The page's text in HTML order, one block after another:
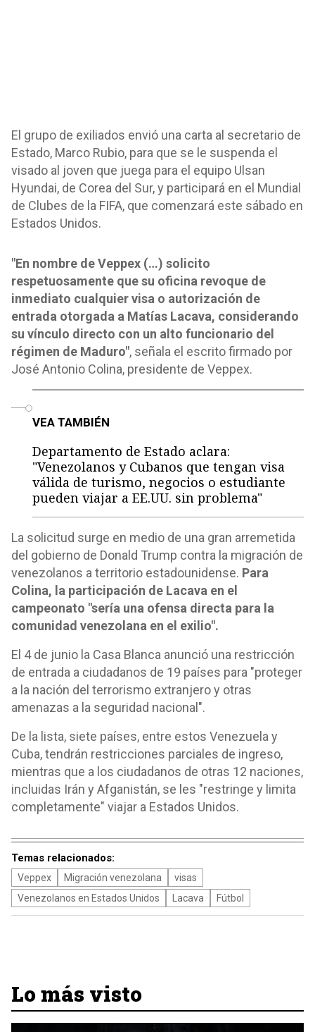
El grupo de exiliados envió una carta al secretario de
Estado, Marco Rubio, para que se le suspenda el
visado al joven que juega para el equipo Ulsan
Hyundai, de Corea del Sur, y participará en el Mundial
de Clubes de la FIFA, que comenzará este sábado en
Estados Unidos.
"En nombre de Veppex (…) solicito
respetuosamente que su oficina revoque de
inmediato cualquier visa o autorización de
entrada otorgada a Matías Lacava, considerando
su vínculo directo con un alto funcionario del
régimen de Maduro", señala el escrito firmado por
José Antonio Colina, presidente de Veppex.
VEA TAMBIÉN
Departamento de Estado aclara:
"Venezolanos y Cubanos que tengan visa
válida de turismo, negocios o estudiante
pueden viajar a EE.UU. sin problema"
La solicitud surge en medio de una gran arremetida
del gobierno de Donald Trump contra la migración de
venezolanos a territorio estadounidense. Para
Colina, la participación de Lacava en el
campeonato "sería una ofensa directa para la
comunidad venezolana en el exilio".
El 4 de junio la Casa Blanca anunció una restricción
de entrada a ciudadanos de 19 países para "proteger
a la nación del terrorismo extranjero y otras
amenazas a la seguridad nacional".
De la lista, siete países, entre estos Venezuela y
Cuba, tendrán restricciones parciales de ingreso,
mientras que a los ciudadanos de otras 12 naciones,
incluidas Irán y Afganistán, se les "restringe y limita
completamente" viajar a Estados Unidos.
Temas relacionados:
Veppex Migración venezolana
visas
Venezolanos en Estados Unidos
Lacava Fútbol
Lo más visto